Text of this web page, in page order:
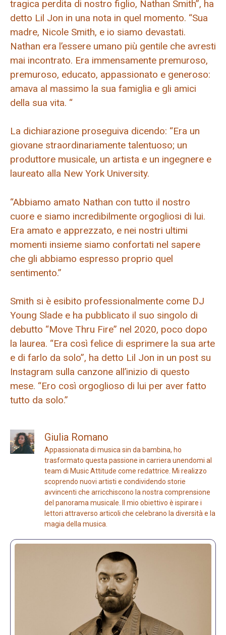
tragica perdita di nostro figlio, Nathan Smith”, ha
detto Lil Jon in una nota in quel momento. “Sua
madre, Nicole Smith, e io siamo devastati.
Nathan era l’essere umano più gentile che avresti
mai incontrato. Era immensamente premuroso,
premuroso, educato, appassionato e generoso:
amava al massimo la sua famiglia e gli amici
della sua vita. “
La dichiarazione proseguiva dicendo: “Era un
giovane straordinariamente talentuoso; un
produttore musicale, un artista e un ingegnere e
laureato alla New York University.
“Abbiamo amato Nathan con tutto il nostro
cuore e siamo incredibilmente orgogliosi di lui.
Era amato e apprezzato, e nei nostri ultimi
momenti insieme siamo confortati nel sapere
che gli abbiamo espresso proprio quel
sentimento.”
Smith si è esibito professionalmente come DJ
Young Slade e ha pubblicato il suo singolo di
debutto “Move Thru Fire” nel 2020, poco dopo
la laurea. “Era così felice di esprimere la sua arte
e di farlo da solo”, ha detto Lil Jon in un post su
Instagram sulla canzone all’inizio di questo
mese. “Ero così orgoglioso di lui per aver fatto
tutto da solo.”
Giulia Romano
Appassionata di musica sin da bambina, ho
trasformato questa passione in carriera unendomi al
team di Music Attitude come redattrice. Mi realizzo
scoprendo nuovi artisti e condividendo storie
avvincenti che arricchiscono la nostra comprensione
del panorama musicale. Il mio obiettivo è ispirare i
lettori attraverso articoli che celebrano la diversità e la
magia della musica.